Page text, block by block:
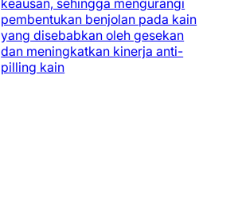
pembentukan benjolan pada kain
yang disebabkan oleh gesekan
dan meningkatkan kinerja anti-
pilling kain